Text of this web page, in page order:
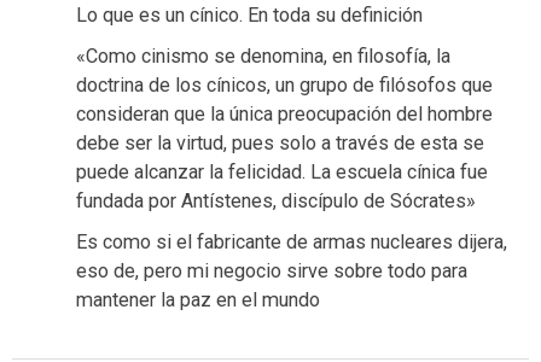
Lo que es un cínico. En toda su definición
«Como cinismo se denomina, en filosofía, la
doctrina de los cínicos, un grupo de filósofos que
consideran que la única preocupación del hombre
debe ser la virtud, pues solo a través de esta se
puede alcanzar la felicidad. La escuela cínica fue
fundada por Antístenes, discípulo de Sócrates»
Es como si el fabricante de armas nucleares dijera,
eso de, pero mi negocio sirve sobre todo para
mantener la paz en el mundo